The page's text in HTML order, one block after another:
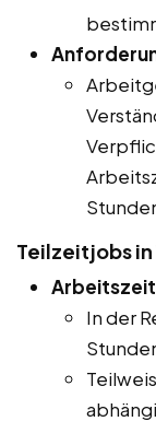
Teilzeitjobs
In der